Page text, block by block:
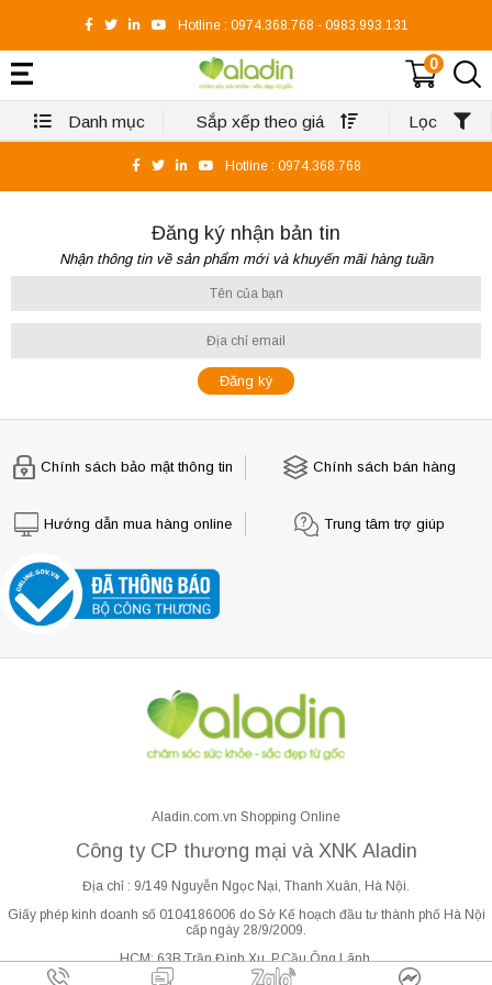
Hotline : 0974.368.768 - 0983.993.131
0
Danh mục Sắp xếp theo giá Lọc
Hotline : 0974.368.768
Đăng ký nhận bản tin
Nhận thông tin về sản phẩm mới và khuyến mãi hàng tuần
Chính sách bảo mật thông tin Chính sách bán hàng
Hướng dẫn mua hàng online Trung tâm trợ giúp
Aladin.com.vn Shopping Online
Công ty CP thương mại và XNK Aladin
Địa chỉ : 9/149 Nguyễn Ngọc Nại, Thanh Xuân, Hà Nội.
Giấy phép kinh doanh số 0104186006 do Sở Kế hoạch đầu tư thành phố Hà Nội
cấp ngày 28/9/2009.
HCM: 63B Trần Đình Xu, P.Cầu Ông Lãnh.